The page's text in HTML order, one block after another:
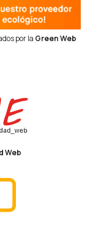
por la Green Web
Web